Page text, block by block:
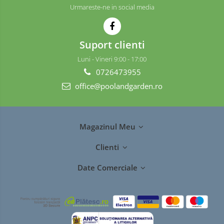
Urmareste-ne in social media
Suport clienti
Luni - Vineri 9:00 - 17:00
0726473955
office@poolandgarden.ro
Magazinul Meu
Clienti
Date Comerciale